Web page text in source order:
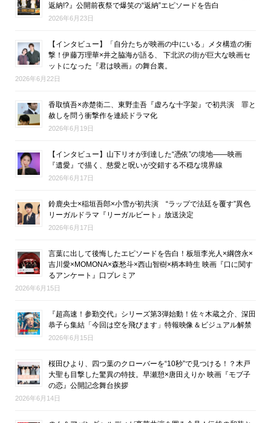
返納!?』公開前夜祭で爆笑の“返納”エピソードを告白
2026年6月23日
【インタビュー】「自分たちが映画の中にいる」メタ構造の衝
撃！伊藤万理華×井之脇海が語る、 下北沢の街が巨大な映画セ
ットになった『君は映画』の舞台裏。
2026年6月22日
香取慎吾×赤楚衛二、東野圭吾『虚ろな十字架』で初共演 罪と
赦しを問う衝撃作を連続ドラマ化
2026年6月19日
【インタビュー】山下リオが到達した“憑依”の境地――映画
『遺愛』で描く、慈愛と呪いが交錯する不穏な境界線
2026年6月17日
鈴鹿央士×稲垣吾郎×小雪が初共演 “ラップで法廷を覆す”異色
リーガルドラマ『リーガルビート』放送決定
2026年6月17日
言葉に出して後悔したエピソードを告白！板垣李光人×綱啓永×
吉川愛×MOMONA×森愁斗×西山智樹×柄本時生 映画『口に関す
るアンケート』口プレミア
2026年6月15日
『超高速！参勤交代』シリーズ第3弾始動！佐々木蔵之介、深田
恭子ら集結「今回は空を飛びます」特報映像＆ビジュアル解禁
2026年6月15日
桜田ひより、四つ葉のクローバーを“10秒”で見つける！？木戸
大聖も目撃した驚異の特技。早瀬憩×唐田えりか 映画『モブ子
の恋』公開記念舞台挨拶
2026年6月14日